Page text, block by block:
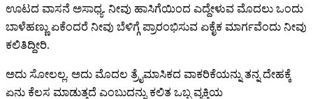
ಊಟದ ವಾಸನೆ ಅಸಾಧ್ಯ. ನೀವು ಹಾಸಿಗೆಯಿಂದ ಎದ್ದೇಳುವ ಮೊದಲು ಒಂದು
ಬಾಳೆಹಣ್ಣು ಏಕೆಂದರೆ ನೀವು ಬೆಳಿಗ್ಗೆ ಪ್ರಾರಂಭಿಸುವ ಏಕೈಕ ಮಾರ್ಗವೆಂದು ನೀವು
ಕಲಿತಿದ್ದೀರಿ.
ಅದು ಸೋಲಲ್ಲ. ಅದು ಮೊದಲ ತ್ರೈಮಾಸಿಕದ ವಾಕರಿಕೆಯನ್ನು ತನ್ನ ದೇಹಕ್ಕೆ
ಏನು ಕೆಲಸ ಮಾಡುತ್ತದೆ ಎಂಬುದನ್ನು ಕಲಿತ ಒಬ್ಬ ವ್ಯಕ್ತಿಯ